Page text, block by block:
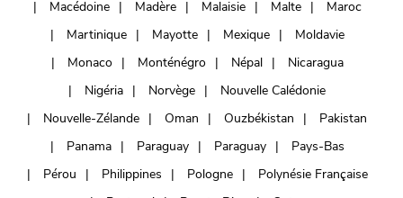
Macédoine
Madère Malaisie Malte
Maroc
Martinique
Mayotte Mexique
Moldavie
Monaco
Monténégro Népal
Nicaragua
Nigéria
Norvège
Nouvelle Calédonie
Nouvelle-Zélande
Oman Ouzbékistan
Pakistan
Panama
Paraguay Paraguay
Pays-Bas
Pérou
Philippines Pologne
Polynésie Française